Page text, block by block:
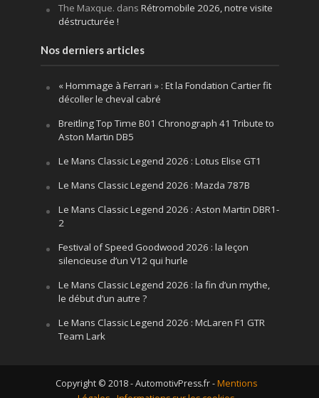
The Maxque. dans Rétromobile 2026, notre visite
déstructurée !
Nos derniers articles
« Hommage à Ferrari » : Et la Fondation Cartier fit
décoller le cheval cabré
Breitling Top Time B01 Chronograph 41 Tribute to
Aston Martin DB5
Le Mans Classic Legend 2026 : Lotus Elise GT1
Le Mans Classic Legend 2026 : Mazda 787B
Le Mans Classic Legend 2026 : Aston Martin DBR1-
2
Festival of Speed Goodwood 2026 : la leçon
silencieuse d’un V12 qui hurle
Le Mans Classic Legend 2026 : la fin d’un mythe,
le début d’un autre ?
Le Mans Classic Legend 2026 : McLaren F1 GTR
Team Lark
Copyright © 2018 - AutomotivPress.fr -Mentions